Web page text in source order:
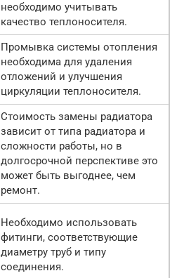
необходимо учитывать
качество теплоносителя.
Промывка системы отопления
необходима для удаления
отложений и улучшения
циркуляции теплоносителя.
Стоимость замены радиатора
зависит от типа радиатора и
сложности работы, но в
долгосрочной перспективе это
может быть выгоднее, чем
ремонт.
Необходимо использовать
фитинги, соответствующие
диаметру труб и типу
соединения.